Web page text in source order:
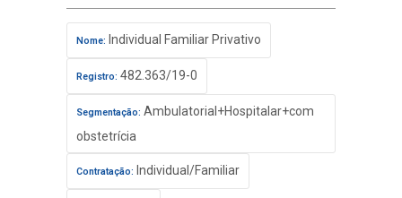
Nome: Individual Familiar Privativo
Registro: 482.363/19-0
Segmentação: Ambulatorial+Hospitalar+com
obstetrícia
Contratação: Individual/Familiar